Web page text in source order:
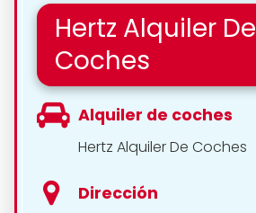
Hertz Alquiler De
Coches
Alquiler de coches
Hertz Alquiler De Coches
Dirección